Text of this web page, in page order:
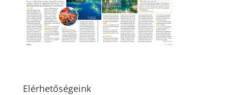
Elérhetőségeink